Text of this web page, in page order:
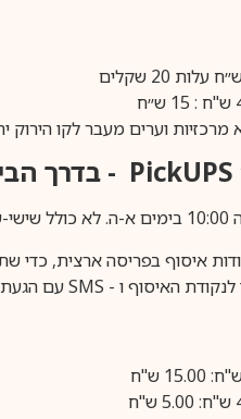
וערים מעבר לקו הירוק יהיה 3-5 ימי
PickUPS - בדרך הביתה
איסוף בפריסה ארצית, כדי
האיסוף ו - SMSעם הגעת